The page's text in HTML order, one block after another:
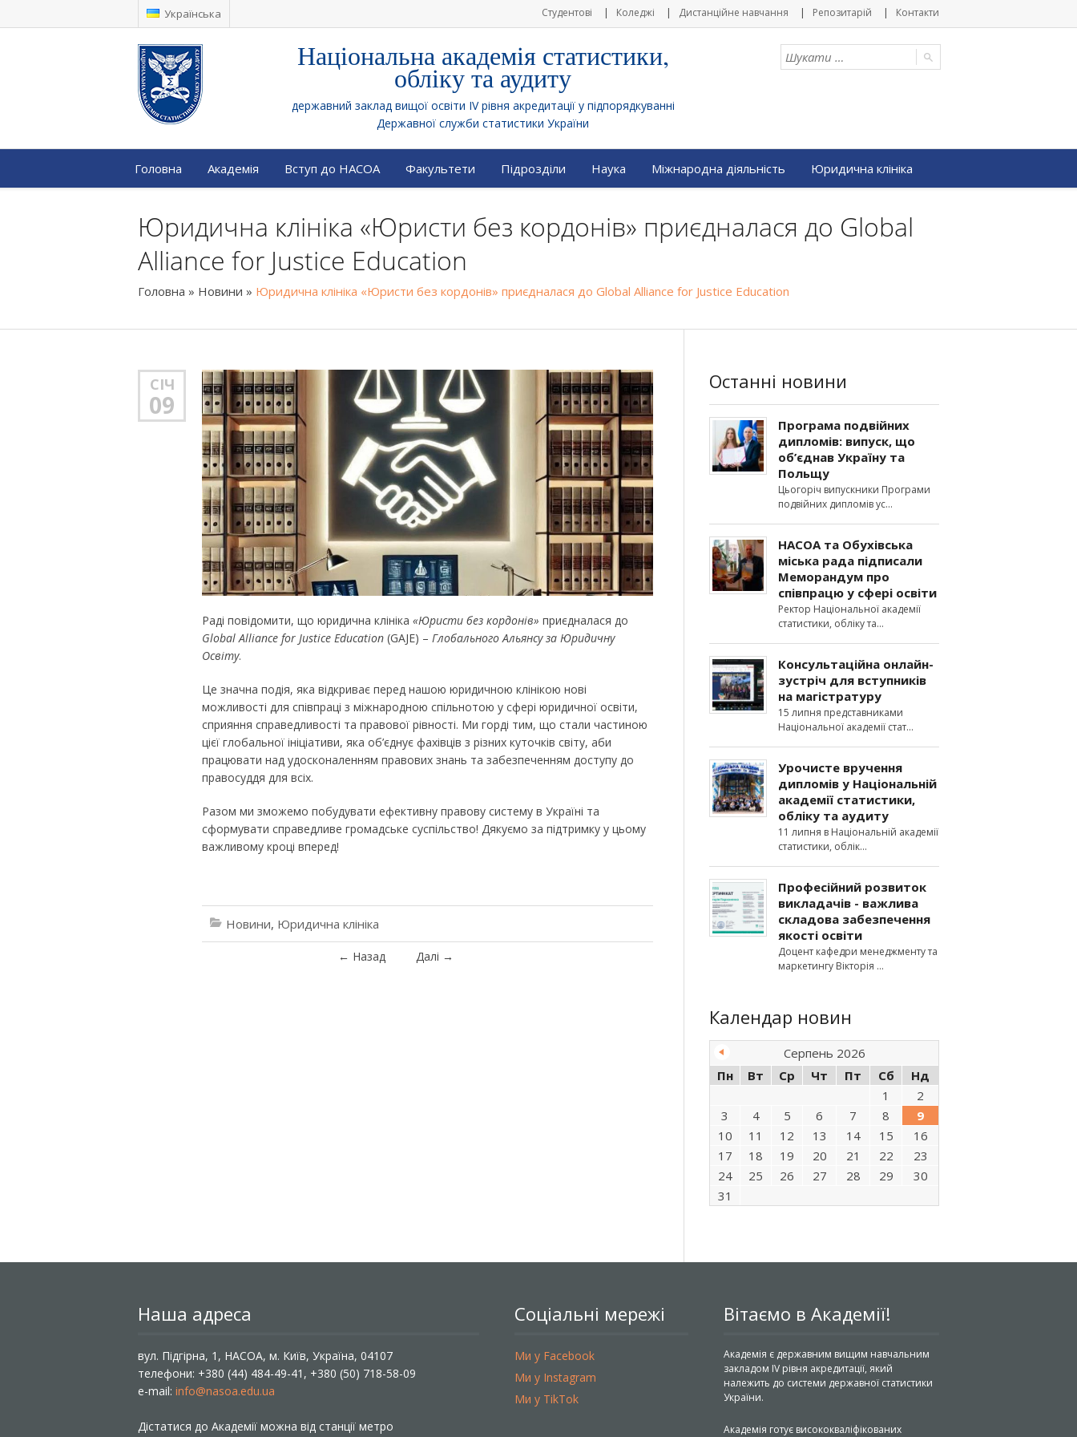
Українська Студентові Коледжі Дистанційне навчання Репозитарій Контакти
Національна академія статистики,
обліку та аудиту
державний заклад вищої освіти IV рівня акредитації у підпорядкуванні
Державної служби статистики України
Головна Академія Вступ до НАСОА Факультети Підрозділи Наука Міжнародна діяльність Юридична клініка
Юридична клініка «Юристи без кордонів» приєдналася до Global
Alliance for Justice Education
Головна » Новини » Юридична клініка «Юристи без кордонів» приєдналася до Global Alliance for Justice Education
СІЧ
09
Раді повідомити, що юридична клініка «Юристи без кордонів» приєдналася до
Global Alliance for Justice Education (GAJE) – Глобального Альянсу за Юридичну
Освіту.
Це значна подія, яка відкриває перед нашою юридичною клінікою нові
можливості для співпраці з міжнародною спільнотою у сфері юридичної освіти,
сприяння справедливості та правової рівності. Ми горді тим, що стали частиною
цієї глобальної ініціативи, яка об’єднує фахівців з різних куточків світу, аби
працювати над удосконаленням правових знань та забезпеченням доступу до
правосуддя для всіх.
Разом ми зможемо побудувати ефективну правову систему в Україні та
сформувати справедливе громадське суспільство! Дякуємо за підтримку у цьому
важливому кроці вперед!
Новини, Юридична клініка
← Назад Далі →
Останні новини
Програма подвійних
дипломів: випуск, що
об’єднав Україну та
Польщу
Цьогоріч випускники Програми
подвійних дипломів ус
НАСОА та Обухівська
міська рада підписали
Меморандум про
співпрацю у сфері освіти
Ректор Національної академії
статистики, обліку та
Консультаційна онлайн-
зустріч для вступників
на магістратуру
15 липня представниками
Національної академії стат
Урочисте вручення
дипломів у Національній
академії статистики,
обліку та аудиту
11 липня в Національній академії
статистики, облік
Професійний розвиток
викладачів - важлива
складова забезпечення
якості освіти
Доцент кафедри менеджменту та
маркетингу Вікторія
Календар новин
Серпень 2026
Пн
Вт Ср Чт Пт Сб
Нд
1
2
3
4 5 6 7 8
9
10
11 12 13 14 15
16
17
18 19 20 21 22
23
24
25 26 27 28 29
30
31
Наша адреса
вул. Підгірна, 1, НАСОА, м. Київ, Україна, 04107
телефони: +380 (44) 484-49-41, +380 (50) 718-58-09
e-mail: info@nasoa.edu.ua
Дістатися до Академії можна від станції метро
Соціальні мережі
Ми у Facebook
Ми у Instagram
Ми у TikTok
Вітаємо в Академії!
Академія є державним вищим навчальним
закладом IV рівня акредитації, який
належить до системи державної статистики
України.
Академія готує висококваліфікованих